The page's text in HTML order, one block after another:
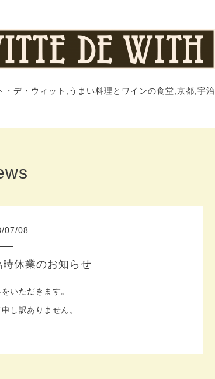
・デ・ウィット,うまい料理とワインの食堂,京都,宇治
/07/08
休業のお知らせ
いただきます。
し訳ありません。